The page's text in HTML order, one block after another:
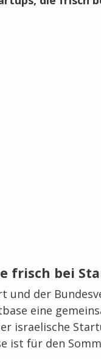
frisch bei
und der
eine
israelische
ist für den